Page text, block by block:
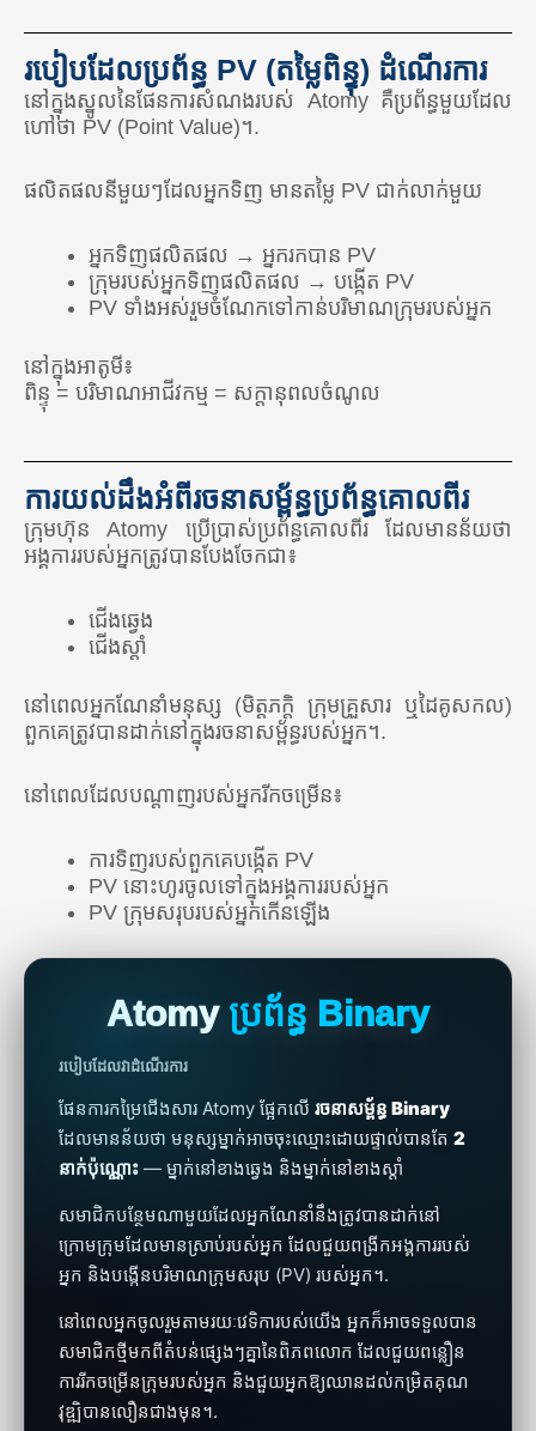
អាស៊ី
🇰🇷 កូរ៉េខាងត្បូង
🇰🇭 កម្ពុជា
🇮🇳 ឥណ្ឌា
🇮🇩 ឥណ្ឌូនេស៊ី
🇰🇬 កៀហ្ស៊ីស៊ីស្ថាន
🇲🇳 ម៉ុងហ្គោលី
🇵🇭 ហ្វីលីពីន
🇷🇺 រុស្ស៊ី
🇸🇬 សិង្ហបុរី
🇹🇼 តៃវ៉ាន់
🇹🇭 ប្រទេសថៃ
🇺🇿 អ៊ូសបេគីស្ថាន
ឆាប់ៗនេះ
អូសេអានី
🇳🇿 នូវែលសេឡង់
របៀបដែលប្រព័ន្ធ PV (តម្លៃពិន្ទុ) ដំណើរការ
នៅ​ក្នុង​ស្នូល​នៃ​ផែនការ​សំណង​របស់ Atomy គឺ​ប្រព័ន្ធ​មួយ​ដែល​
ហៅ​ថា PV (Point Value)។.
ផលិតផលនីមួយៗដែលអ្នកទិញ មានតម្លៃ PV ជាក់លាក់មួយ
អ្នកទិញផលិតផល → អ្នករកបាន PV
ក្រុមរបស់អ្នកទិញផលិតផល → បង្កើត PV
PV ទាំងអស់រួមចំណែកទៅកាន់បរិមាណក្រុមរបស់អ្នក
នៅក្នុងអាតូមី៖
ពិន្ទុ = បរិមាណអាជីវកម្ម = សក្តានុពលចំណូល
ការយល់ដឹងអំពីរចនាសម្ព័ន្ធប្រព័ន្ធគោលពីរ
ក្រុមហ៊ុន Atomy ប្រើប្រាស់ប្រព័ន្ធគោលពីរ ដែលមានន័យថា
អង្គការរបស់អ្នកត្រូវបានបែងចែកជា៖
ជើងឆ្វេង
ជើងស្តាំ
នៅពេលអ្នកណែនាំមនុស្ស (មិត្តភក្តិ ក្រុមគ្រួសារ ឬដៃគូសកល)
ពួកគេត្រូវបានដាក់នៅក្នុងរចនាសម្ព័ន្ធរបស់អ្នក។.
នៅពេលដែលបណ្តាញរបស់អ្នករីកចម្រើន៖
ការទិញរបស់ពួកគេបង្កើត PV
PV នោះហូរចូលទៅក្នុងអង្គការរបស់អ្នក
PV ក្រុមសរុបរបស់អ្នកកើនឡើង
Atomy ប្រព័ន្ធ Binary
របៀបដែលវាដំណើរការ
ផែនការកម្រៃជើងសារ Atomy ផ្អែកលើ រចនាសម្ព័ន្ធ Binary
ដែលមានន័យថា មនុស្សម្នាក់អាចចុះឈ្មោះដោយផ្ទាល់បានតែ 2
នាក់ប៉ុណ្ណោះ — ម្នាក់នៅខាងឆ្វេង និងម្នាក់នៅខាងស្តាំ
សមាជិកបន្ថែមណាមួយដែលអ្នកណែនាំនឹងត្រូវបានដាក់នៅ
ក្រោមក្រុមដែលមានស្រាប់របស់អ្នក ដែលជួយពង្រីកអង្គការរបស់
អ្នក និងបង្កើនបរិមាណក្រុមសរុប (PV) របស់អ្នក។.
នៅពេលអ្នកចូលរួមតាមរយៈវេទិការបស់យើង អ្នកក៏អាចទទួលបាន
សមាជិកថ្មីមកពីតំបន់ផ្សេងៗគ្នានៃពិភពលោក ដែលជួយពន្លឿន
ការរីកចម្រើនក្រុមរបស់អ្នក និងជួយអ្នកឱ្យឈានដល់កម្រិតគុណ
វុឌ្ឍិបានលឿនជាងមុន។.